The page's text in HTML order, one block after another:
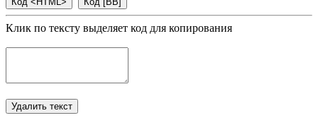
Клик по тексту выделяет код для копирования